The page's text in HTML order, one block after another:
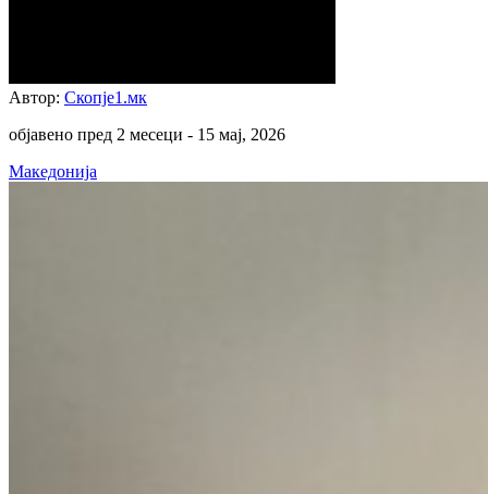
Автор: Скопје1.мк
објавено пред 2 месеци - 15 мај, 2026
Македонија